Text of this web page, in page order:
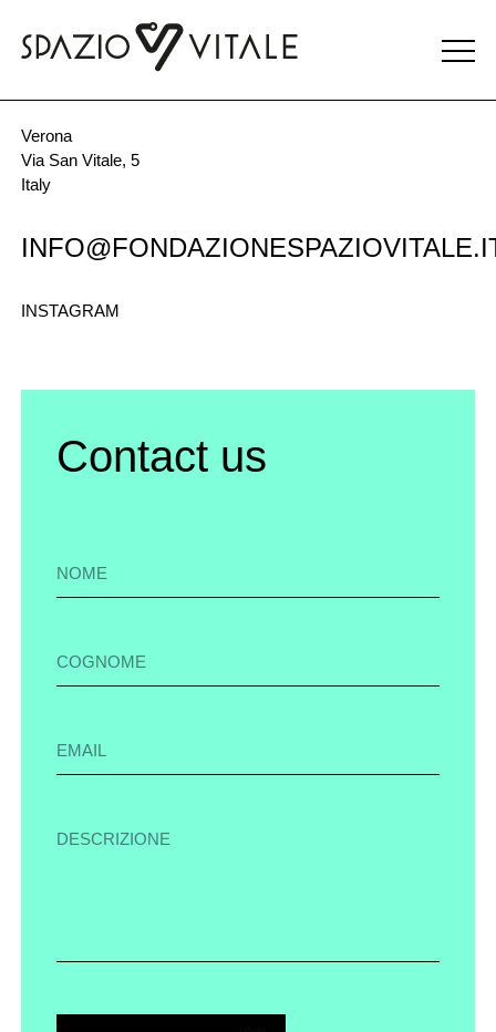
Menu
toggle
CONTATTI
Verona
Via San Vitale, 5
Italy
INSTAGRAM
Contact us
NOME
COGNOME
EMAIL
DESCRIZIONE